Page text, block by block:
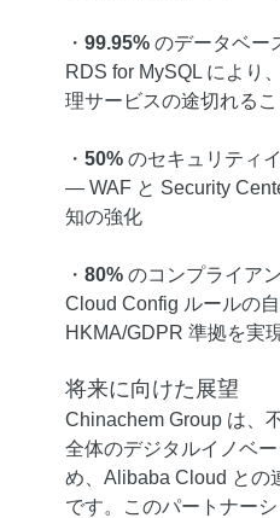
・ 99.95%のデータベー
RDS for MySQL により
理サービスの途切れる
・ 50%のセキュリティ
― WAF と Security
知の強化
・ 80%のコンプライア
Cloud Config ルールの
HKMA/GDPR 準拠を実
将来に向けた展望
Chinachem Group は、
全体のデジタルイノベ
め、Alibaba Cloud との
です。このパートナー